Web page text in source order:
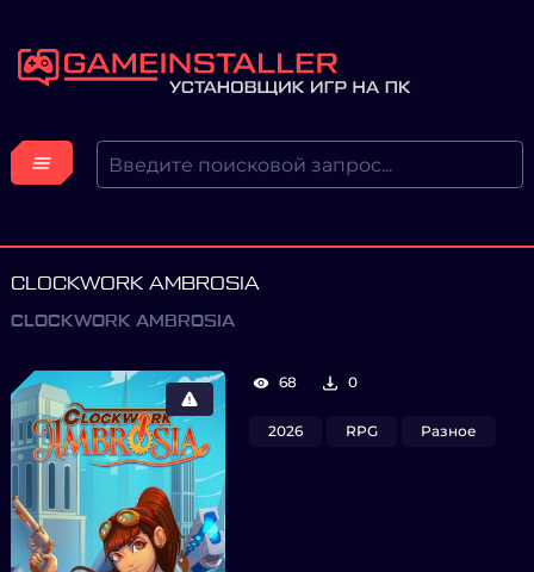
CLOCKWORK AMBROSIA
CLOCKWORK AMBROSIA
68 0
2026 RPG Разное